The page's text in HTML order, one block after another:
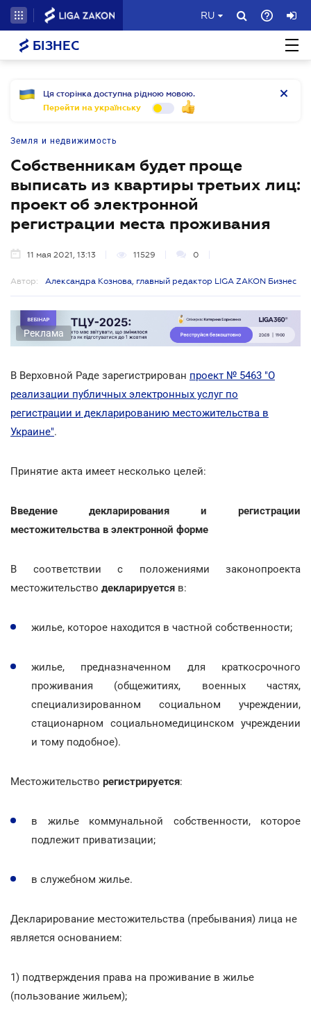
RU
БІЗНЕС
Ця сторінка доступна рідною мовою.
Перейти на українську
Земля и недвижимость
Собственникам будет проще
выписать из квартиры третьих лиц:
проект об электронной
регистрации места проживания
11 мая 2021, 13:13 11529 0
Автор: Александра Кознова, главный редактор LIGA ZAKON Бизнес
Реклама
В Верховной Раде зарегистрирован проект № 5463 "О
реализации публичных электронных услуг по
регистрации и декларированию местожительства в
Украине".
Принятие акта имеет несколько целей:
Введение декларирования и регистрации
местожительства в электронной форме
В соответствии с положениями законопроекта
местожительство декларируется в:
жилье, которое находится в частной собственности;
жилье, предназначенном для краткосрочного
проживания (общежитиях, военных частях,
специализированном социальном учреждении,
стационарном социальномедицинском учреждении
и тому подобное).
Местожительство регистрируется:
в жилье коммунальной собственности, которое
подлежит приватизации;
в служебном жилье.
Декларирование местожительства (пребывания) лица не
является основанием:
1) подтверждения права на проживание в жилье
(пользование жильем);